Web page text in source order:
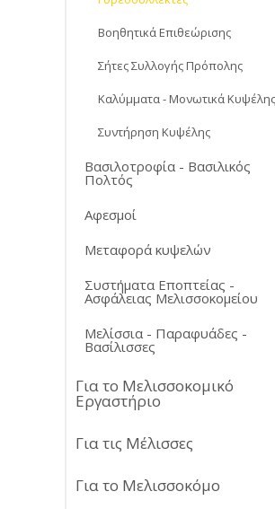
Βοηθητικά Επιθεώρισης
Σήτες Συλλογής Πρόπολης
Καλύμματα - Μονωτικά Κυψέλης
Συντήρηση Κυψέλης
Βασιλοτροφία - Βασιλικός
Πολτός
Αφεσμοί
Μεταφορά κυψελών
Συστήματα Εποπτείας -
Ασφάλειας Μελισσοκομείου
Μελίσσια - Παραφυάδες -
Βασίλισσες
Για το Μελισσοκομικό
Εργαστήριο
Για τις Μέλισσες
Για το Μελισσοκόμο